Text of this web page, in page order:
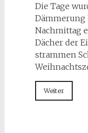
Die Tage
Nachmittag
Dächer der
strammen
Weiter